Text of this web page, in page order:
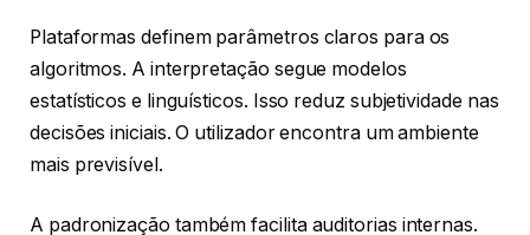
Plataformas definem parâmetros claros para os
algoritmos. A interpretação segue modelos
estatísticos e linguísticos. Isso reduz subjetividade nas
decisões iniciais. O utilizador encontra um ambiente
mais previsível.
A padronização também facilita auditorias internas.